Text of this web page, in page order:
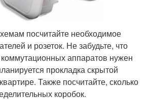
посчитайте необходимое
и розеток. Не забудьте, что
аппаратов нужен
прокладка скрытой
Также посчитайте, сколько
коробок.